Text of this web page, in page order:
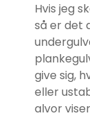
Hvis jeg
så er det
give sig,
eller
alvor